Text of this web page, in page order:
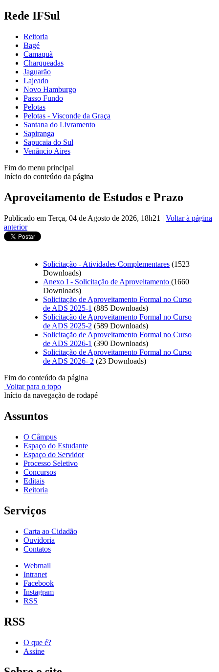
Rede IFSul
Reitoria
Bagé
Camaquã
Charqueadas
Jaguarão
Lajeado
Novo Hamburgo
Passo Fundo
Pelotas
Pelotas - Visconde da Graça
Santana do Livramento
Sapiranga
Sapucaia do Sul
Venâncio Aires
Fim do menu principal
Início do conteúdo da página
Aproveitamento de Estudos e Prazo
Publicado em Terça, 04 de Agosto de 2026, 18h21 | Voltar à página
anterior
Solicitação - Atividades Complementares (1523
Downloads)
Anexo I - Solicitação de Aproveitamento (1660
Downloads)
Solicitação de Aproveitamento Formal no Curso
de ADS 2025-1 (885 Downloads)
Solicitação de Aproveitamento Formal no Curso
de ADS 2025-2 (589 Downloads)
Solicitação de Aproveitamento Formal no Curso
de ADS 2026-1 (390 Downloads)
Solicitação de Aproveitamento Formal no Curso
de ADS 2026- 2 (23 Downloads)
Fim do conteúdo da página
Voltar para o topo
Início da navegação de rodapé
Assuntos
O Câmpus
Espaço do Estudante
Espaço do Servidor
Processo Seletivo
Concursos
Editais
Reitoria
Serviços
Carta ao Cidadão
Ouvidoria
Contatos
Webmail
Intranet
Facebook
Instagram
RSS
RSS
O que é?
Assine